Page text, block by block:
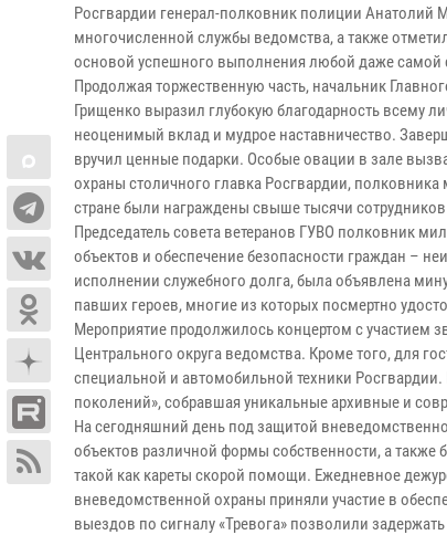
Росгвардии генерал-полковник полиции
многочисленной службы ведомства, а также
основой успешного выполнения любой даже самой
Продолжая торжественную часть, начальник
Грищенко выразил глубокую благодарность всему
неоценимый вклад и мудрое наставничество.
вручил ценные подарки. Особые овации в зале
охраны столичного главка Росгвардии,
стране были награждены свыше тысячи
Председатель совета ветеранов ГУВО полковник
объектов и обеспечение безопасности граждан –
исполнении служебного долга, была объявлена
павших героев, многие из которых посмертно
Мероприятие продолжилось концертом с участием
Центрального округа ведомства. Кроме того, для
специальной и автомобильной техники
поколений», собравшая уникальные архивные и
На сегодняшний день под защитой
объектов различной формы собственности, а
такой как кареты скорой помощи. Ежедневное
вневедомственной охраны приняли участие в
выездов по сигналу «Тревога» позволили